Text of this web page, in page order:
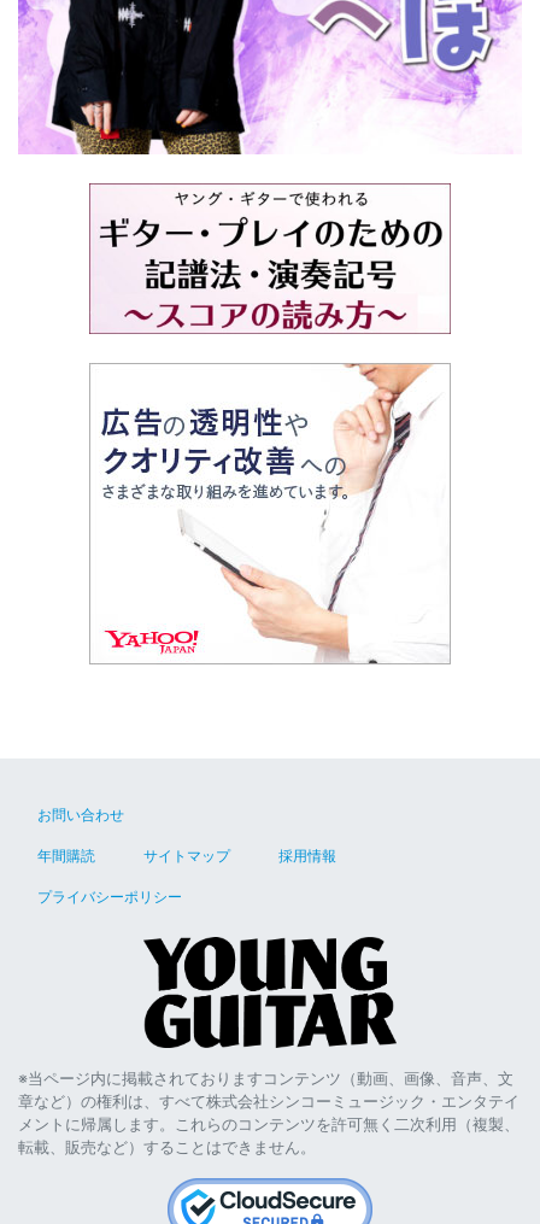
お問い合わせ
年間購読 サイトマップ 採用情報
プライバシーポリシー
※当ページ内に掲載されておりますコンテンツ（動画、画像、音声、文
章など）の権利は、すべて株式会社シンコーミュージック・エンタテイ
メントに帰属します。これらのコンテンツを許可無く二次利用（複製、
転載、販売など）することはできません。